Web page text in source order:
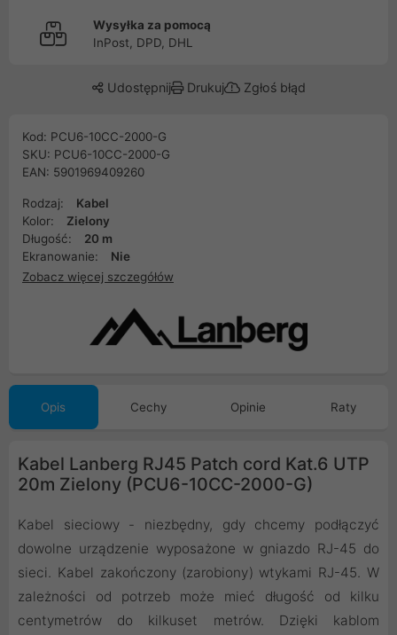
Wysyłka za pomocą
InPost, DPD, DHL
Udostępnij Drukuj Zgłoś błąd
Kod: PCU6-10CC-2000-G
SKU: PCU6-10CC-2000-G
EAN: 5901969409260
Rodzaj:
Kabel
Kolor:
Zielony
Długość:
20 m
Ekranowanie:
Nie
Zobacz więcej szczegółów
Opis Cechy Opinie Raty
Kabel Lanberg RJ45 Patch cord Kat.6 UTP
20m Zielony (PCU6-10CC-2000-G)
Kabel sieciowy - niezbędny, gdy chcemy podłączyć
dowolne urządzenie wyposażone w gniazdo RJ-45 do
sieci. Kabel zakończony (zarobiony) wtykami RJ-45. W
zależności od potrzeb może mieć długość od kilku
centymetrów do kilkuset metrów. Dzięki kablom